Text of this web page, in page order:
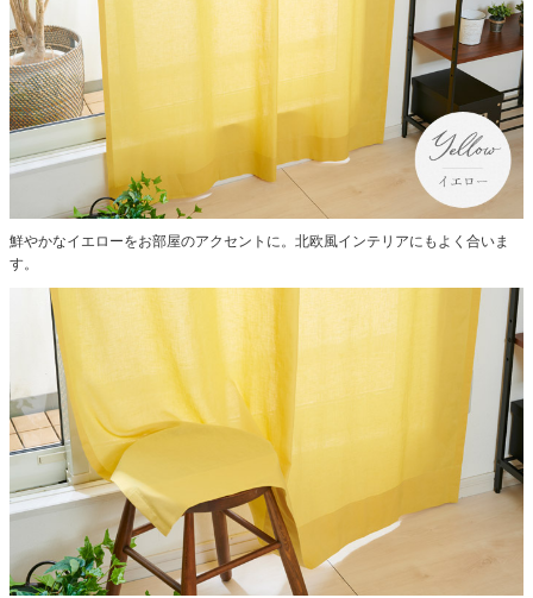
鮮やかなイエローをお部屋のアクセントに。北欧風インテリアにもよく合いま
す。